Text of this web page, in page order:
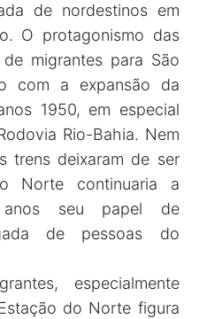
de nordestinos em
O protagonismo das
migrantes para São
com a expansão da
1950, em especial
Rio-Bahia. Nem
trens deixaram de ser
Norte continuaria a
seu papel de
de pessoas do
especialmente
do Norte figura